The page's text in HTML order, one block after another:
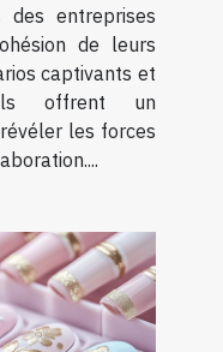
des entreprises
de leurs
captivants et
offrent un
les forces